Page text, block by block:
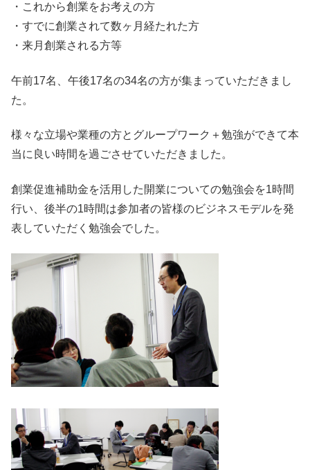
・これから創業をお考えの方
・すでに創業されて数ヶ月経たれた方
・来月創業される方等
午前17名、午後17名の34名の方が集まっていただきまし
た。
様々な立場や業種の方とグループワーク＋勉強ができて本
当に良い時間を過ごさせていただきました。
創業促進補助金を活用した開業についての勉強会を1時間
行い、後半の1時間は参加者の皆様のビジネスモデルを発
表していただく勉強会でした。